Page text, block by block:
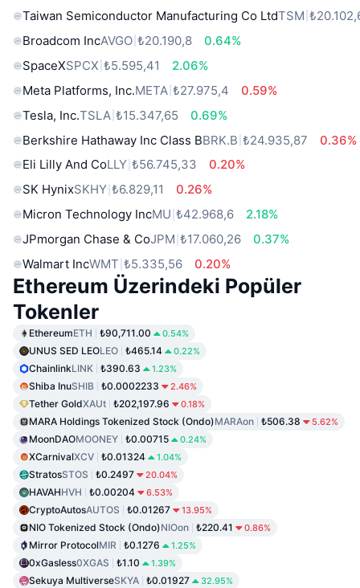
Taiwan Semiconductor Manufacturing Co LtdTSM
Broadcom IncAVGO ₺20.190,8
0.64%
SpaceXSPCX ₺5.595,41
2.06%
Meta Platforms, Inc.META ₺27.975,4
0.59%
Tesla, Inc.TSLA ₺15.347,65
0.69%
Berkshire Hathaway Inc Class BBRK.B ₺24.935,87
0.36%
Eli Lilly And CoLLY ₺56.745,33
0.20%
SK HynixSKHY ₺6.829,11
0.26%
Micron Technology IncMU ₺42.968,6
2.18%
JPmorgan Chase & CoJPM ₺17.060,26
0.37%
Walmart IncWMT ₺5.335,56 0.20%
Ethereum Üzerindeki Popüler
Tokenler
EthereumETH ₺90,711.00 0.54%
UNUS SED LEOLEO ₺465.14 0.22%
ChainlinkLINK ₺390.63 1.23%
Shiba InuSHIB ₺0.0002233 2.46%
Tether GoldXAUt ₺202,197.96 0.18%
MARA Holdings Tokenized Stock (Ondo)MARAon ₺506.38 5.62%
MoonDAOMOONEY ₺0.00715 0.24%
XCarnivalXCV ₺0.01324 1.04%
StratosSTOS ₺0.2497 20.04%
HAVAHHVH ₺0.00204 6.53%
CryptoAutosAUTOS ₺0.01267 13.95%
NIO Tokenized Stock (Ondo)NIOon ₺220.41 0.86%
Mirror ProtocolMIR ₺0.1276 1.25%
0xGasless0XGAS ₺1.10 1.39%
Sekuya MultiverseSKYA ₺0.01927 32.95%